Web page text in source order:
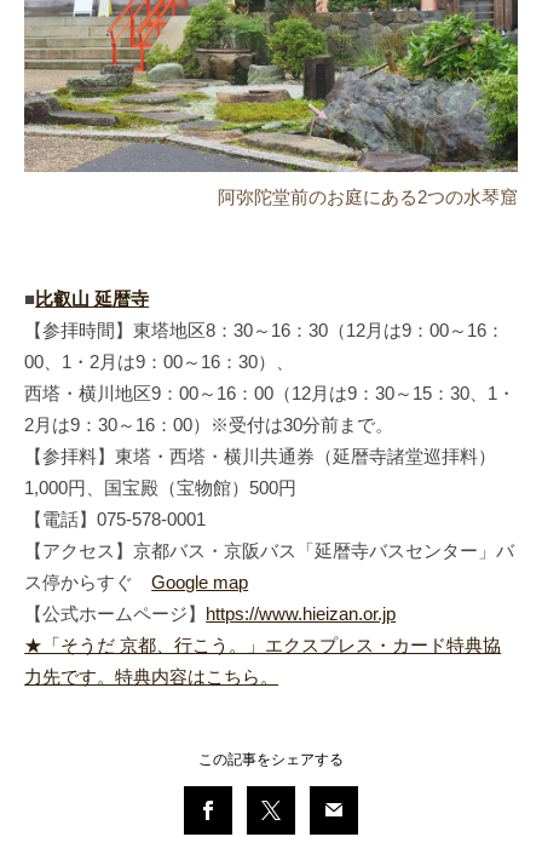
阿弥陀堂前のお庭にある2つの水琴窟
■比叡山 延暦寺
【参拝時間】東塔地区8：30～16：30（12月は9：00～16：
00、1・2月は9：00～16：30）、
西塔・横川地区9：00～16：00（12月は9：30～15：30、1・
2月は9：30～16：00）※受付は30分前まで。
【参拝料】東塔・西塔・横川共通券（延暦寺諸堂巡拝料）
1,000円、国宝殿（宝物館）500円
【電話】075-578-0001
【アクセス】京都バス・京阪バス「延暦寺バスセンター」バ
ス停からすぐGoogle map
【公式ホームページ】 https://www.hieizan.or.jp
★「そうだ 京都、行こう。」エクスプレス・カード特典協
力先です。特典内容はこちら。
この記事をシェアする